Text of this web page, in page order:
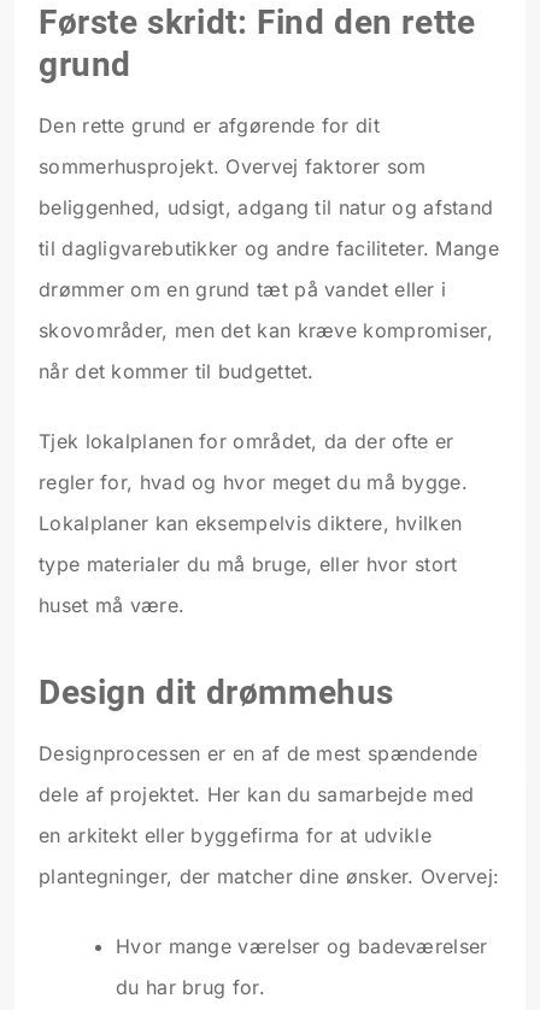
Første skridt: Find den rette
grund
Den rette grund er afgørende for dit
sommerhusprojekt. Overvej faktorer som
beliggenhed, udsigt, adgang til natur og afstand
til dagligvarebutikker og andre faciliteter. Mange
drømmer om en grund tæt på vandet eller i
skovområder, men det kan kræve kompromiser,
når det kommer til budgettet.
Tjek lokalplanen for området, da der ofte er
regler for, hvad og hvor meget du må bygge.
Lokalplaner kan eksempelvis diktere, hvilken
type materialer du må bruge, eller hvor stort
huset må være.
Design dit drømmehus
Designprocessen er en af de mest spændende
dele af projektet. Her kan du samarbejde med
en arkitekt eller byggefirma for at udvikle
plantegninger, der matcher dine ønsker. Overvej:
Hvor mange værelser og badeværelser
du har brug for.